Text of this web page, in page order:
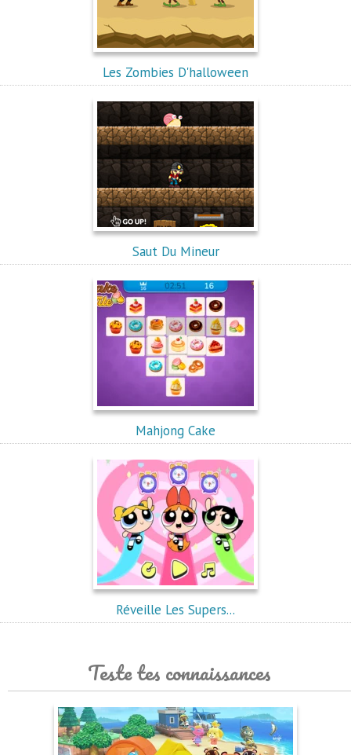
Les Zombies D'halloween
Saut Du Mineur
Mahjong Cake
Réveille Les Supers...
Teste tes connaissances